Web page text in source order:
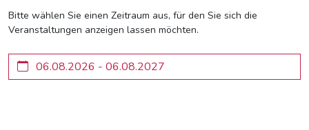
Bitte wählen Sie einen Zeitraum aus, für den Sie sich die
Veranstaltungen anzeigen lassen möchten.